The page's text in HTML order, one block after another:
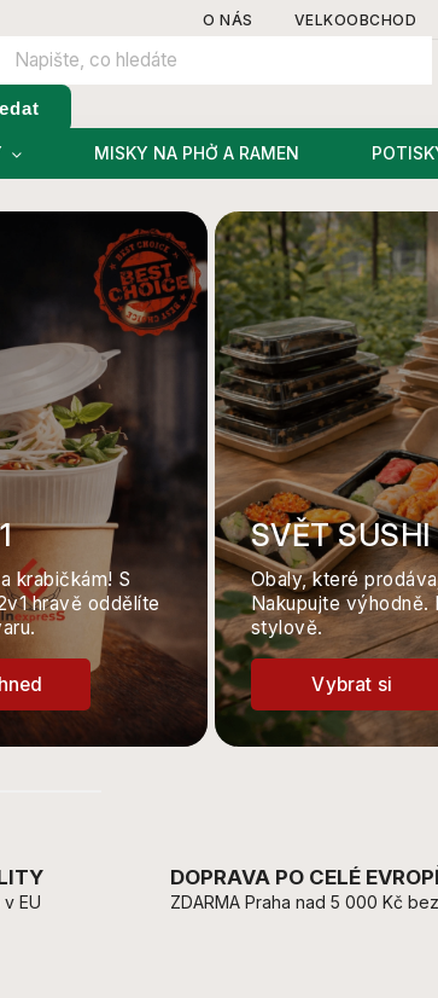
O NÁS VELKOOBCHOD
MISKY NA PHỞ A RAMEN
krabičkám! S
hravě oddělíte
SVĚT SUSHI
Obaly, které
Nakupujte výhodně.
stylově.
Vybrat si
EU
DOPRAVA PO CELÉ
ZDARMA Praha nad 5 000 Kč